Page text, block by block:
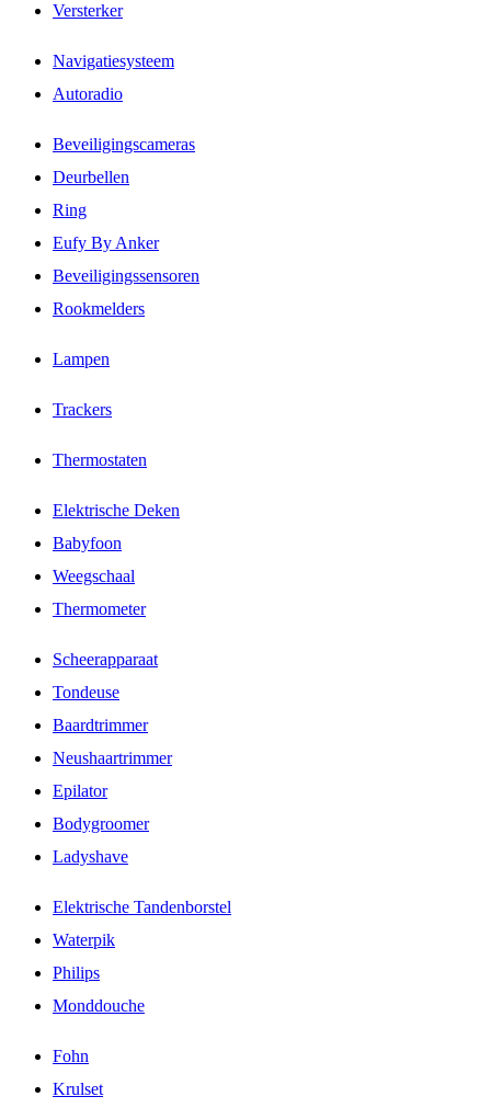
Versterker
Navigatiesysteem
Autoradio
Beveiligingscameras
Deurbellen
Ring
Eufy By Anker
Beveiligingssensoren
Rookmelders
Lampen
Trackers
Thermostaten
Elektrische Deken
Babyfoon
Weegschaal
Thermometer
Scheerapparaat
Tondeuse
Baardtrimmer
Neushaartrimmer
Epilator
Bodygroomer
Ladyshave
Elektrische Tandenborstel
Waterpik
Philips
Monddouche
Fohn
Krulset